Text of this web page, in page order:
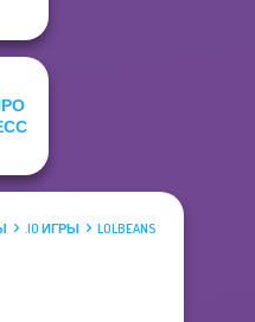
.IO ИГРЫ LOLBEANS